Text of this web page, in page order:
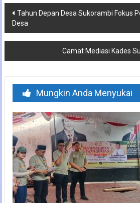
Navigasi
pos
Tahun Depan Desa Sukorambi Fokus
Desa
Camat Mediasi Kades
Mungkin Anda Menyukai